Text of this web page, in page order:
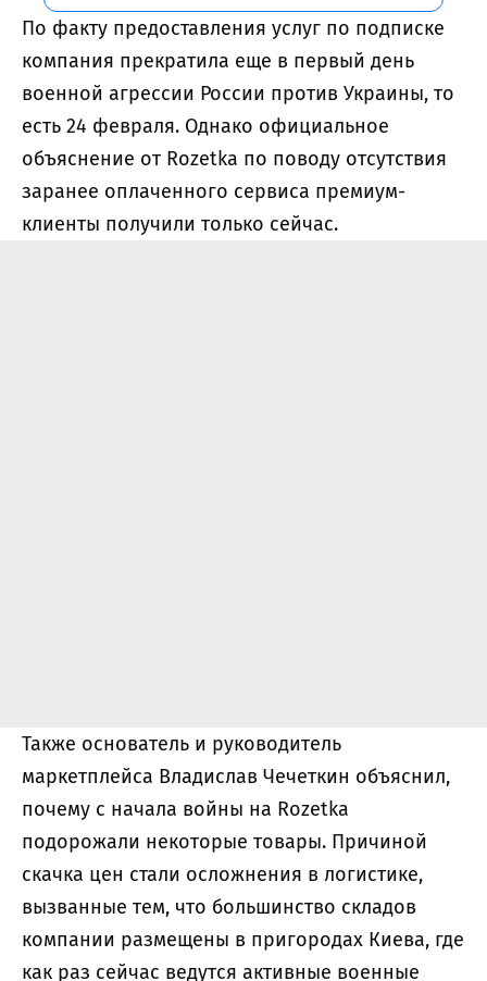
По факту предоставления услуг по подписке
компания прекратила еще в первый день
военной агрессии России против Украины, то
есть 24 февраля. Однако официальное
объяснение от Rozetka по поводу отсутствия
заранее оплаченного сервиса премиум-
клиенты получили только сейчас.
Также основатель и руководитель
маркетплейса Владислав Чечеткин объяснил,
почему с начала войны на Rozetka
подорожали некоторые товары. Причиной
скачка цен стали осложнения в логистике,
вызванные тем, что большинство складов
компании размещены в пригородах Киева, где
как раз сейчас ведутся активные военные